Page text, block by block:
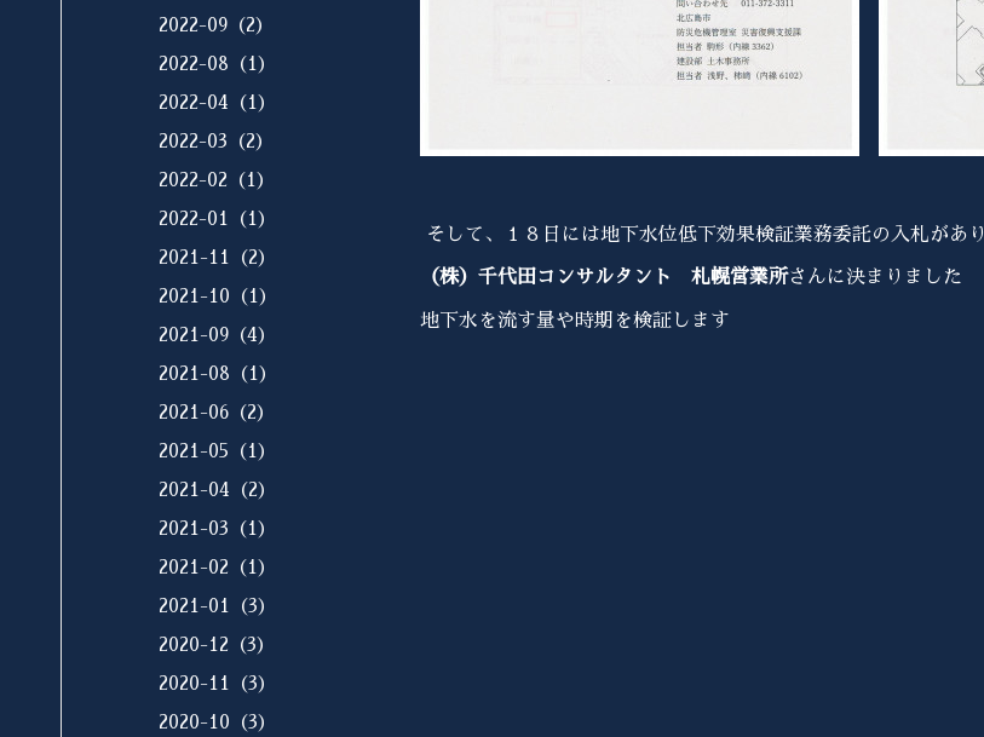
そして、１８日には地下水位低下効果検証業務委託の入札があり
（株）千代田コンサルタント 札幌営業所さんに決まりました
地下水を流す量や時期を検証します
2022-09（2）
2022-08（1）
2022-04（1）
2022-03（2）
2022-02（1）
2022-01（1）
2021-11（2）
2021-10（1）
2021-09（4）
2021-08（1）
2021-06（2）
2021-05（1）
2021-04（2）
2021-03（1）
2021-02（1）
2021-01（3）
2020-12（3）
2020-11（3）
2020-10（3）